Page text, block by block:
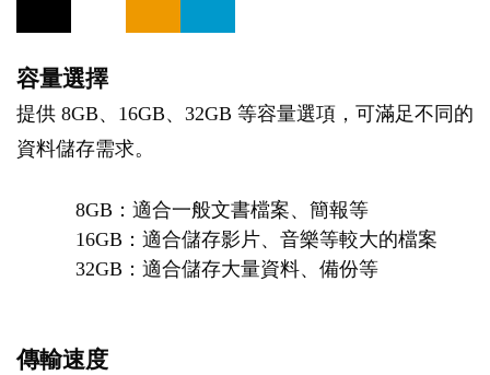
容量選擇
提供 8GB、16GB、32GB 等容量選項，可滿足不同的
資料儲存需求。
8GB：適合一般文書檔案、簡報等
16GB：適合儲存影片、音樂等較大的檔案
32GB：適合儲存大量資料、備份等
傳輸速度